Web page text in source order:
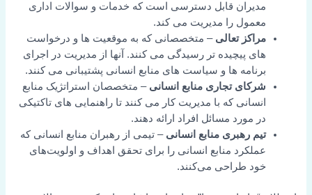
مدیران قابل دسترسی است که خدمات و سوالات اداری
معمول را مدیریت می کند.
مراکز تعالی – متخصصانی که به موقعیت ها و درخواست
های پیچیده تر رسیدگی می کنند. آنها از مدیریت در اجرای
برنامه ها و سیاست های منابع انسانی پشتیبانی می کنند.
شرکای تجاری منابع انسانی – متخصصان استراتژیک منابع
انسانی که با مدیریت کار می کنند تا راهنمایی های تاکتیکی
در مورد مسائل افراد ارائه دهند.
تیم رهبری منابع انسانی – تیمی از رهبران منابع انسانی که
عملکرد منابع انسانی را برای تحقق اهداف و اولویت‌های
خود طراحی می‌کنند.